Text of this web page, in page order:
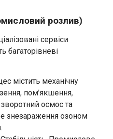
розлив)
сервіси
багаторівневі
містить механічну
пом’якшення,
осмос та
знезараження озоном